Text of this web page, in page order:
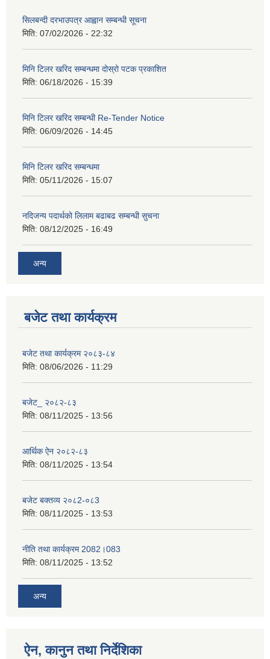
सिलबन्दी दरभाउपत्र आह्वान सम्बन्धी सूचना
मिति: 07/02/2026 - 22:32
मिनि टिलर खरिद सम्बन्धमा दोस्रो पटक प्रकाशित
मिति: 06/18/2026 - 15:39
मिनि टिलर खरिद सम्बन्धी Re-Tender Notice
मिति: 06/09/2026 - 14:45
मिनि टिलर खरिद सम्बन्धमा
मिति: 05/11/2026 - 15:07
नदिजन्य पदार्थको लिलाम बढाबढ सम्बन्धी सुचना
मिति: 08/12/2025 - 16:49
अन्य
बजेट तथा कार्यक्रम
बजेट तथा कार्यक्रम २०८३-८४
मिति: 08/06/2026 - 11:29
बजेट_ २०८२-८३
मिति: 08/11/2025 - 13:56
आर्थिक ऐन २०८२-८३
मिति: 08/11/2025 - 13:54
बजेट बक्तव्य २०८2-०८3
मिति: 08/11/2025 - 13:53
नीति तथा कार्यक्रम 2082।083
मिति: 08/11/2025 - 13:52
अन्य
ऐन, कानुन तथा निर्देशिका